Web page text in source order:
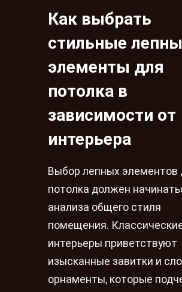
Как выбрать
стильные
элементы для
потолка в
зависимости от
интерьера
Выбор лепных элементов
потолка должен
анализа общего стиля
помещения.
интерьеры приветствуют
изысканные завитки и
орнаменты, которые